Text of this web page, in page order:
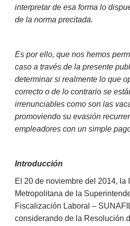
interpretar de esa forma lo
de la norma precitada.
Es por ello, que nos hemos
caso a través de la presente
determinar si realmente lo que
correcto o de lo contrario se
irrenunciables como son las
promoviendo su evasión
empleadores con un simple
Introducción
El 20 de noviembre del 2014, la
Metropolitana de la
Fiscalización Laboral –
considerando de la Resolución